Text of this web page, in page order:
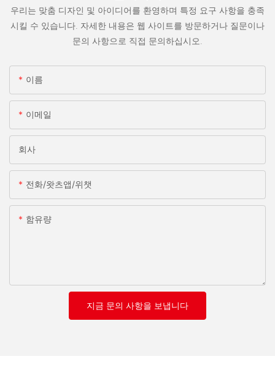
우리는 맞춤 디자인 및 아이디어를 환영하며 특정 요구 사항을 충족
시킬 수 있습니다. 자세한 내용은 웹 사이트를 방문하거나 질문이나
문의 사항으로 직접 문의하십시오.
이름
이메일
회사
전화/왓츠앱/위챗
함유량
지금 문의 사항을 보냅니다